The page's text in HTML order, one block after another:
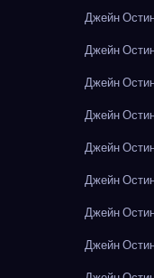
Джейн
Джейн
Джейн
Джейн
Джейн
Джейн
Джейн
Джейн